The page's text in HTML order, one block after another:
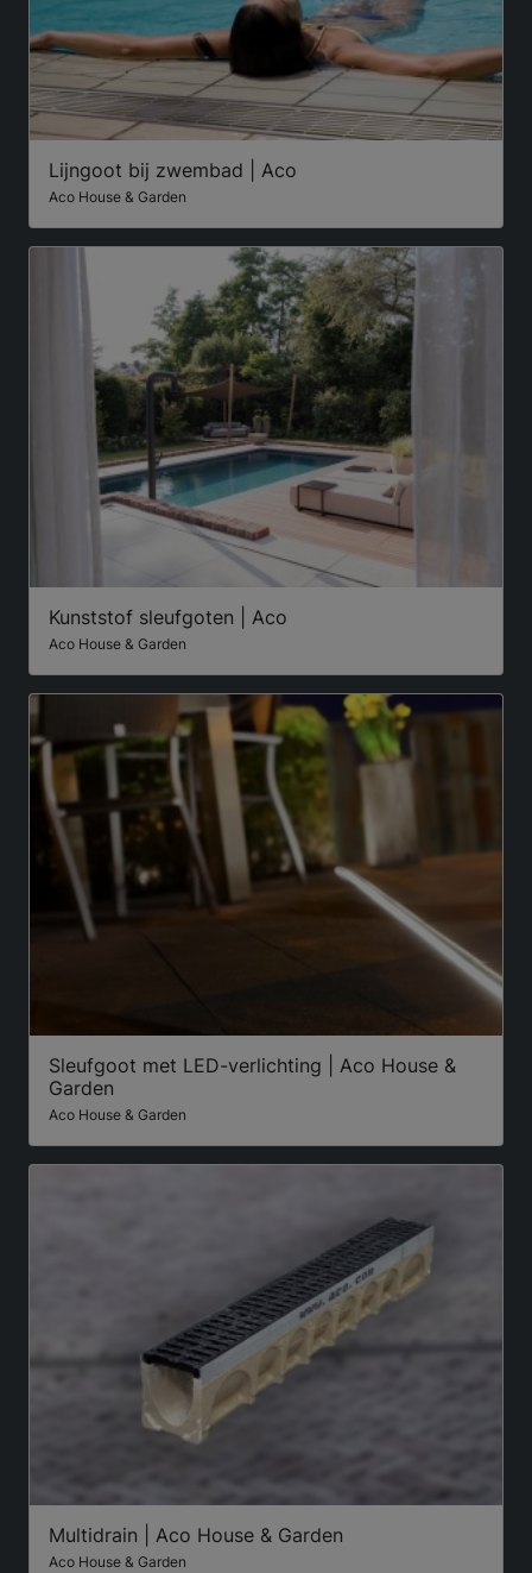
Lijngoot bij zwembad | Aco
Aco House & Garden
Kunststof sleufgoten | Aco
Aco House & Garden
Sleufgoot met LED-verlichting | Aco House &
Garden
Aco House & Garden
Multidrain | Aco House & Garden
Aco House & Garden